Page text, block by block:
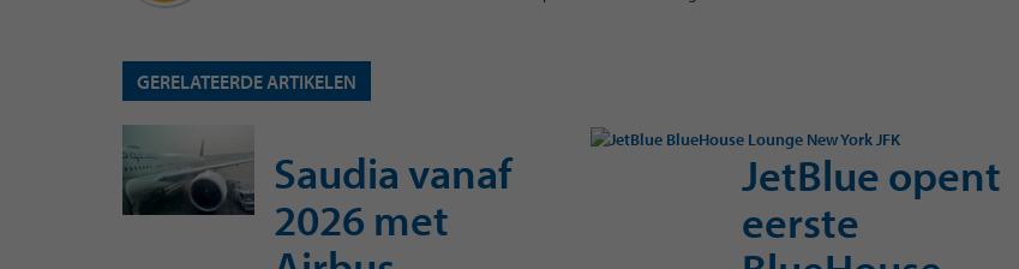
GERELATEERDE ARTIKELEN
Saudia vanaf
2026 met
JetBlue opent
eerste